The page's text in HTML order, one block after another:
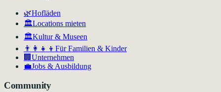
🌿Hofläden
🏛️Locations mieten
🏛Kultur & Museen
👨‍👩‍👧‍👦 Für Familien & Kinder
🏢 Unternehmen
💼Jobs & Ausbildung
Community